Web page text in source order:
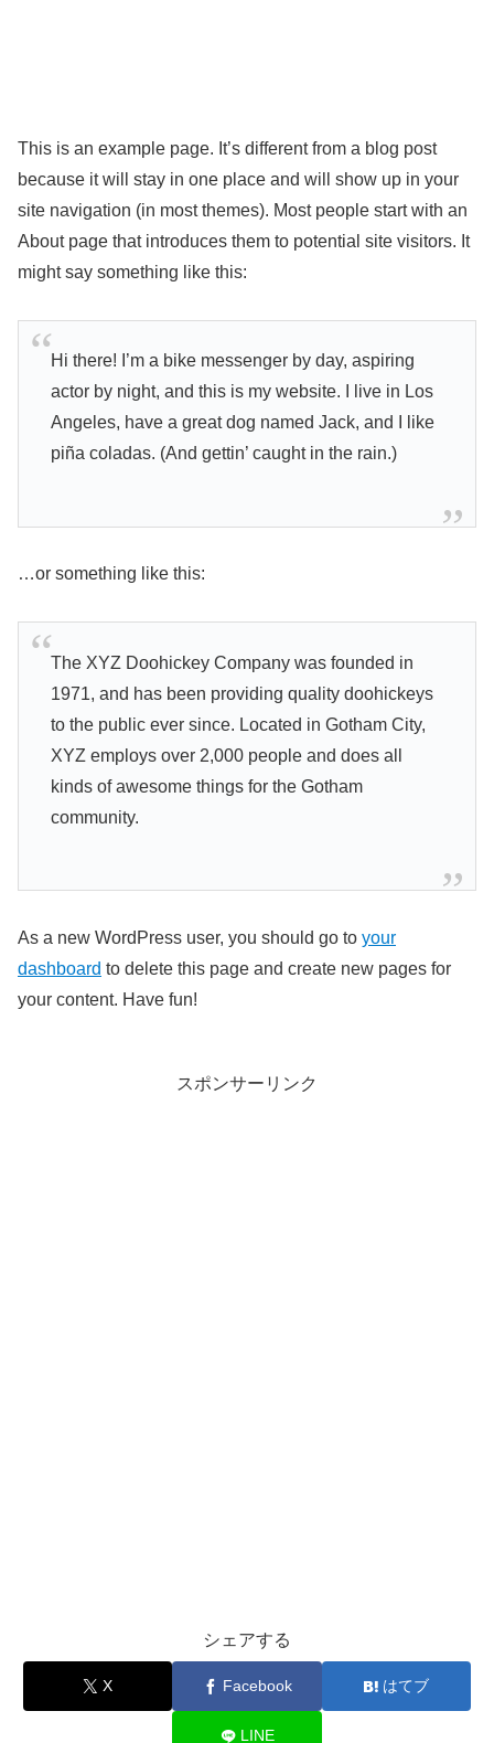
This is an example page. It’s different from a blog post
because it will stay in one place and will show up in your
site navigation (in most themes). Most people start with an
About page that introduces them to potential site visitors. It
might say something like this:
Hi there! I’m a bike messenger by day, aspiring
actor by night, and this is my website. I live in Los
Angeles, have a great dog named Jack, and I like
piña coladas. (And gettin’ caught in the rain.)
…or something like this:
The XYZ Doohickey Company was founded in
1971, and has been providing quality doohickeys
to the public ever since. Located in Gotham City,
XYZ employs over 2,000 people and does all
kinds of awesome things for the Gotham
community.
As a new WordPress user, you should go to your
dashboard to delete this page and create new pages for
your content. Have fun!
スポンサーリンク
シェアする
X Facebook はてブ
LINE